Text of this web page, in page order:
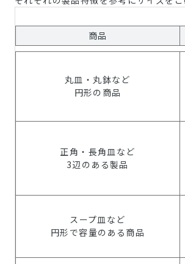
商品
丸皿・丸鉢など
円形の商品
正角・長角皿など
3辺のある製品
スープ皿など
円形で容量のある商品